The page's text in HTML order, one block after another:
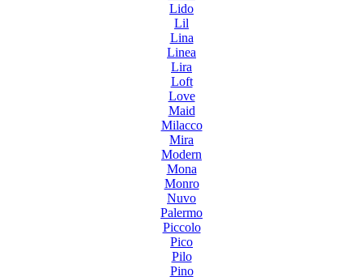
Lido
Lil
Lina
Linea
Lira
Loft
Love
Maid
Milacco
Mira
Modern
Mona
Monro
Nuvo
Palermo
Piccolo
Pico
Pilo
Pino